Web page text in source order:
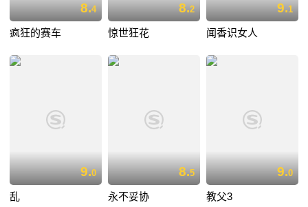
8.4
疯狂的赛车
8.2
惊世狂花
9.1
闻香识女人
9.0
乱
8.5
永不妥协
9.0
教父3